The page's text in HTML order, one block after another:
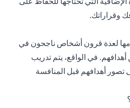
وقراراتك.
لعدة قرون أشخاص ناجحون في
في الواقع، يتم تدريب
تصور أهدافهم قبل المنافسة